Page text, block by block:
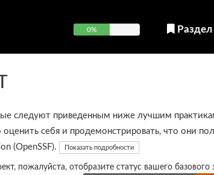
0% Раздел
следуют приведенным ниже лучшим
оценить себя и продемонстрировать, что они
(OpenSSF).
Показать подробности
пожалуйста, отобразите статус вашего базового